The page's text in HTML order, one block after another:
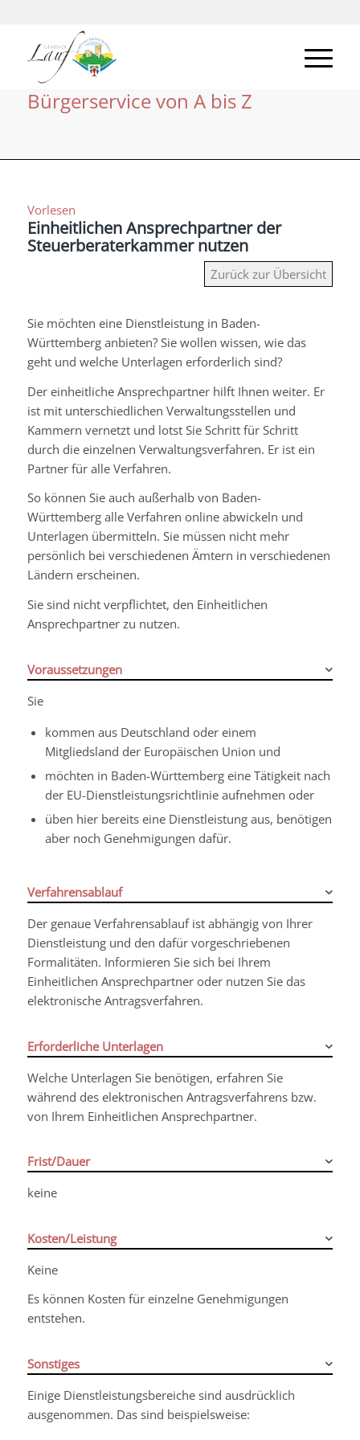
Bürgerservice von A bis Z
Vorlesen
Einheitlichen Ansprechpartner der
Steuerberaterkammer nutzen
Zurück zur Übersicht
Sie möchten eine Dienstleistung in Baden-
Württemberg anbieten? Sie wollen wissen, wie das
geht und welche Unterlagen erforderlich sind?
Der einheitliche Ansprechpartner hilft Ihnen weiter. Er
ist mit unterschiedlichen Verwaltungsstellen und
Kammern vernetzt und lotst Sie Schritt für Schritt
durch die einzelnen Verwaltungsverfahren. Er ist ein
Partner für alle Verfahren.
So können Sie auch außerhalb von Baden-
Württemberg alle Verfahren online abwickeln und
Unterlagen übermitteln. Sie müssen nicht mehr
persönlich bei verschiedenen Ämtern in verschiedenen
Ländern erscheinen.
Sie sind nicht verpflichtet, den Einheitlichen
Ansprechpartner zu nutzen.
Voraussetzungen
Sie
kommen aus Deutschland oder einem
Mitgliedsland der Europäischen Union und
möchten in Baden-Württemberg eine Tätigkeit nach
der EU-Dienstleistungsrichtlinie aufnehmen oder
üben hier bereits eine Dienstleistung aus, benötigen
aber noch Genehmigungen dafür.
Verfahrensablauf
Der genaue Verfahrensablauf ist abhängig von Ihrer
Dienstleistung und den dafür vorgeschriebenen
Formalitäten. Informieren Sie sich bei Ihrem
Einheitlichen Ansprechpartner oder nutzen Sie das
elektronische Antragsverfahren.
Erforderliche Unterlagen
Welche Unterlagen Sie benötigen, erfahren Sie
während des elektronischen Antragsverfahrens bzw.
von Ihrem Einheitlichen Ansprechpartner.
Frist/Dauer
keine
Kosten/Leistung
Keine
Es können Kosten für einzelne Genehmigungen
entstehen.
Sonstiges
Einige Dienstleistungsbereiche sind ausdrücklich
ausgenommen. Das sind beispielsweise: